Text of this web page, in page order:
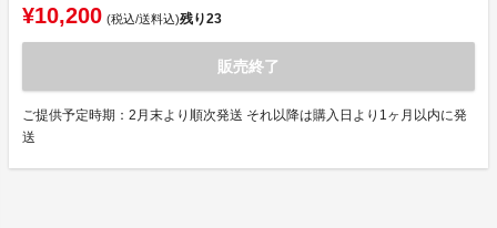
¥10,200 (税込/送料込)残り23
販売終了
ご提供予定時期：2月末より順次発送 それ以降は購入日より1ヶ月以内に発
送